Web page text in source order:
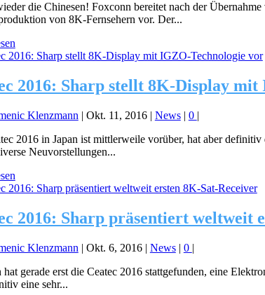
die Chinesen! Foxconn bereitet nach der
von 8K-Fernsehern vor. Der...
2016: Sharp stellt 8K-Display
Klenzmann | Okt. 11, 2016| News| 0 |
2016 in Japan ist mittlerweile vorüber, hat aber
Neuvorstellungen...
2016: Sharp präsentiert weltweit
Klenzmann | Okt. 6, 2016| News| 0 |
hat gerade erst die Ceatec 2016 stattgefunden, eine
eine sehr...